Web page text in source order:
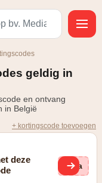
geldig in
en ontvang
in België
+ kortingscode toevoegen
deze
via